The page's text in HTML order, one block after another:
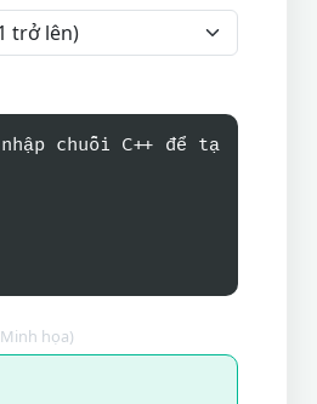
chuỗi C++ để tạ
họa)